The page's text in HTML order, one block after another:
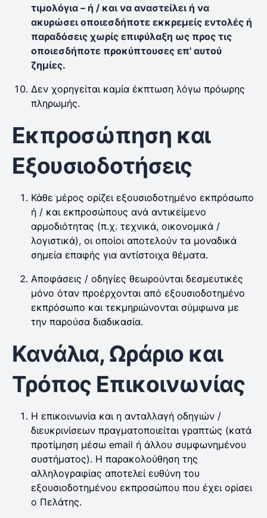
τιμολόγια – ή / και να αναστείλει ή να
ακυρώσει οποιεσδήποτε εκκρεμείς εντολές ή
παραδόσεις χωρίς επιφύλαξη ως προς τις
οποιεσδήποτε προκύπτουσες επ' αυτού
ζημίες.
Δεν χορηγείται καμία έκπτωση λόγω πρόωρης
πληρωμής.
Εκπροσώπηση και
Εξουσιοδοτήσεις
Κάθε μέρος ορίζει εξουσιοδοτημένο εκπρόσωπο
ή / και εκπροσώπους ανά αντικείμενο
αρμοδιότητας (π.χ. τεχνικά, οικονομικά /
λογιστικά), οι οποίοι αποτελούν τα μοναδικά
σημεία επαφής για αντίστοιχα θέματα.
Αποφάσεις / οδηγίες θεωρούνται δεσμευτικές
μόνο όταν προέρχονται από εξουσιοδοτημένο
εκπρόσωπο και τεκμηριώνονται σύμφωνα με
την παρούσα διαδικασία.
Κανάλια, Ωράριο και
Τρόπος Επικοινωνίας
Η επικοινωνία και η ανταλλαγή οδηγιών /
διευκρινίσεων πραγματοποιείται γραπτώς (κατά
προτίμηση μέσω email ή άλλου συμφωνημένου
συστήματος). Η παρακολούθηση της
αλληλογραφίας αποτελεί ευθύνη του
εξουσιοδοτημένου εκπροσώπου που έχει ορίσει
ο Πελάτης.